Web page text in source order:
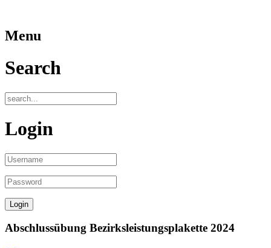
Menu
Search
Login
Abschlussübung Bezirksleistungsplakette 2024